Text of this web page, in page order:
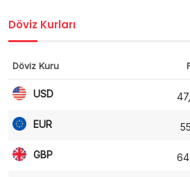
Döviz Kurları
Döviz Kuru
USD
EUR
GBP